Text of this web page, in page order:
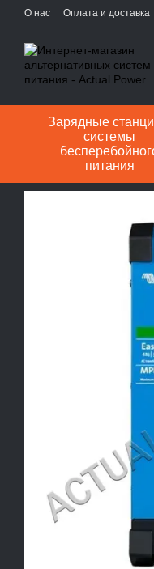
Перейти к основному
О нас Оплата и доставка
Зарядные
системы
питания